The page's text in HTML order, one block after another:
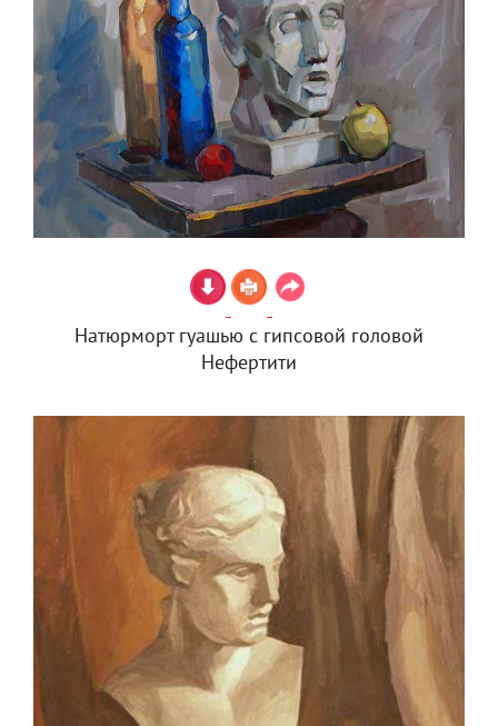
Натюрморт гуашью с гипсовой головой
Нефертити